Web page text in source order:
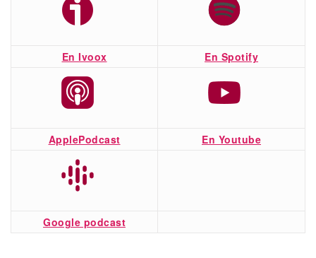
En Ivoox En Spotify
ApplePodcast En Youtube
Google podcast